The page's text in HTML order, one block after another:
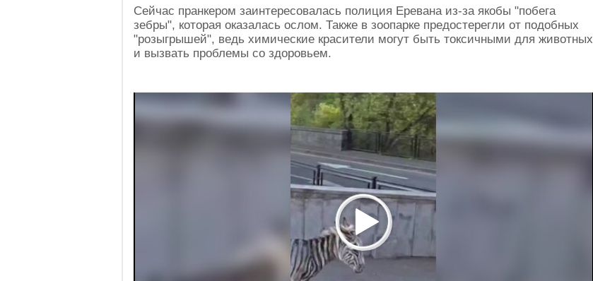
Сейчас пранкером заинтересовалась полиция Еревана из-за якобы "побега
зебры", которая оказалась ослом. Также в зоопарке предостерегли от подобных
"розыгрышей", ведь химические красители могут быть токсичными для животных
и вызвать проблемы со здоровьем.
Video
Player